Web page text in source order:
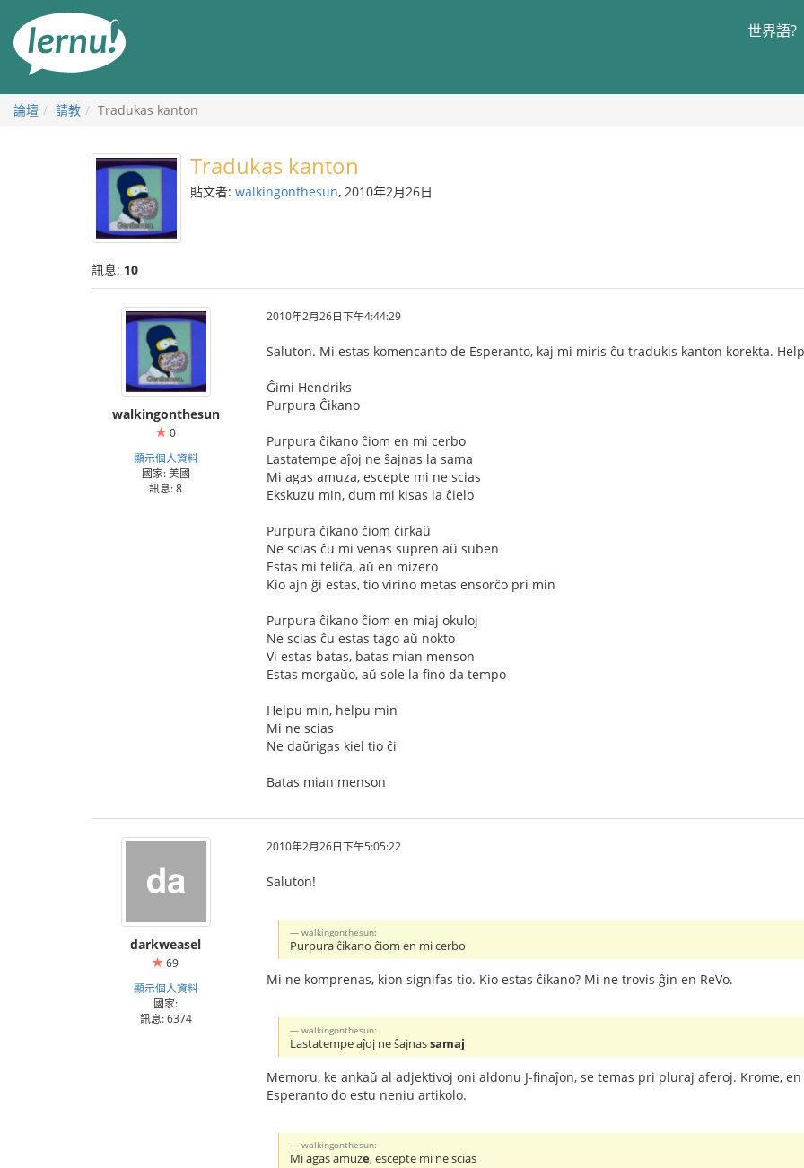
世界語?
論壇 請教 Tradukas kanton
Tradukas kanton
貼文者: walkingonthesun, 2010年2月26日
訊息: 10
walkingonthesun
0
顯示個人資料
國家: 美國
訊息: 8
2010年2月26日下午4:44:29
Saluton. Mi estas komencanto de Esperanto, kaj mi miris ĉu tradukis kanton korekta.
Ĝimi Hendriks
Purpura Ĉikano
Purpura ĉikano ĉiom en mi cerbo
Lastatempe aĵoj ne ŝajnas la sama
Mi agas amuza, escepte mi ne scias
Ekskuzu min, dum mi kisas la ĉielo
Purpura ĉikano ĉiom ĉirkaŭ
Ne scias ĉu mi venas supren aŭ suben
Estas mi feliĉa, aŭ en mizero
Kio ajn ĝi estas, tio virino metas ensorĉo pri min
Purpura ĉikano ĉiom en miaj okuloj
Ne scias ĉu estas tago aŭ nokto
Vi estas batas, batas mian menson
Estas morgaŭo, aŭ sole la fino da tempo
Helpu min, helpu min
Mi ne scias
Ne daŭrigas kiel tio ĉi
Batas mian menson
darkweasel
69
顯示個人資料
國家:
訊息: 6374
2010年2月26日下午5:05:22
Saluton!
walkingonthesun:
Purpura ĉikano ĉiom en mi cerbo
Mi ne komprenas, kion signifas tio. Kio estas ĉikano? Mi ne trovis ĝin en ReVo.
walkingonthesun:
Lastatempe aĵoj ne ŝajnassamaj
Memoru, ke ankaŭ al adjektivoj oni aldonu J-finaĵon, se temas pri pluraj aferoj. Krome,
Esperanto do estu neniu artikolo.
walkingonthesun:
Mi agas amuze, escepte mi ne scias